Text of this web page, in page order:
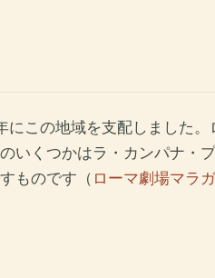
この地域を支配しました
いくつかはラ・カンパナ・
ものです（ ローマ劇場マラガ